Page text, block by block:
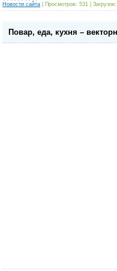
Новости сайта Просмотров: 531 Загрузок:
Повар, еда, кухня –